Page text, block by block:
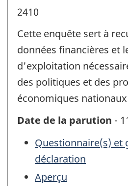
2410
Cette enquête sert à
données financières et
d'exploitation
des politiques et des
économiques
Date de la parution -
Questionnaire(s) et
déclaration
Aperçu